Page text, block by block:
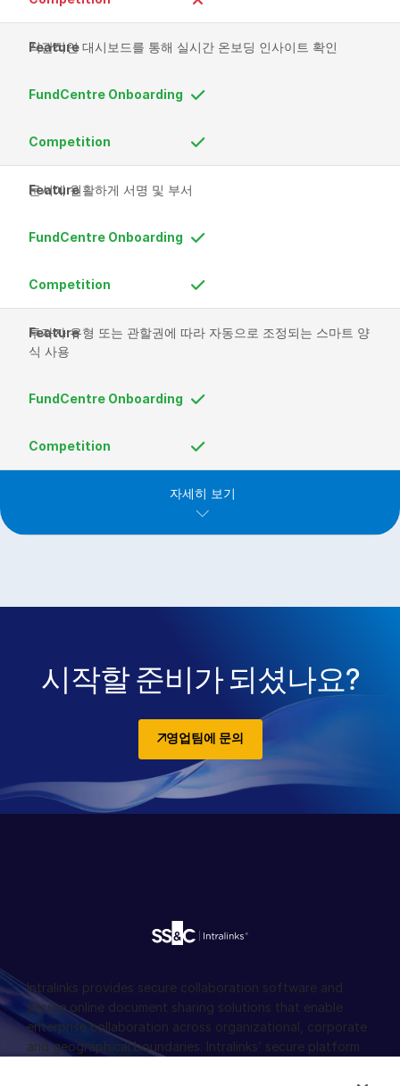
직관적인 대시보드를 통해 실시간 온보딩 인사이트 확인
문서에 원활하게 서명 및 부서
투자자 유형 또는 관할권에 따라 자동으로 조정되는 스마트 양
식 사용
자세히 보기
시작할 준비가 되셨나요?
영업팀에 문의
Intralinks provides secure collaboration software and
secure online document sharing solutions that enable
enterprise collaboration across organizational, corporate
and geographical boundaries. Intralinks’ secure platform